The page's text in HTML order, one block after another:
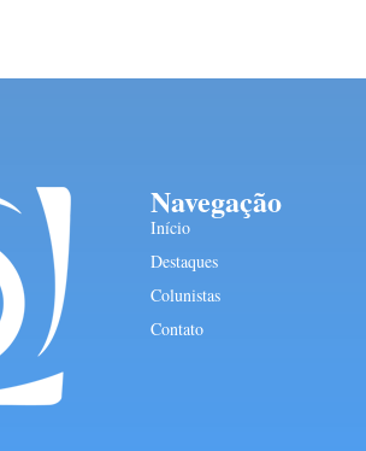
Navegação
Início
Destaques
Colunistas
Contato